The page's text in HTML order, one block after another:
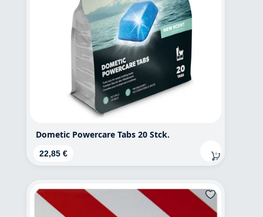
Dometic Powercare Tabs 20 Stck.
Regulärer Preis:
22,85 €